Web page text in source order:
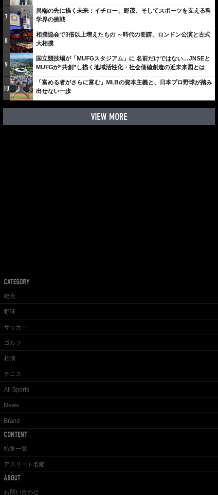
しみでしかないでしょ。川崎は、ずっと成長曲線だから」
7
異端の先に描く未来：イチロー、野茂、そしてスポーツを支える科
学界の挑戦
8
相撲協会で3倍以上増えたもの ～時代の要請、ロンドン公演と古式
大相撲
9
国立競技場が「MUFGスタジアム」に 名前だけではない…JNSEと
MUFGが“共創”し描く地域活性化・社会価値創造の近未来図とは
10
「富める者がさらに富む」MLBの資本主義と、日本プロ野球が踏み
出せない一歩
VIEW MORE
CATEGORY
総合
野球
サッカー
ゴルフ
相撲
テニス
All Sports
News
Brand
CONTENT
特集一覧
アスリート名鑑
ABOUT
お問い合わせ